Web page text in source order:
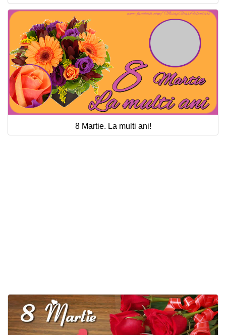
8 Martie. La multi ani!